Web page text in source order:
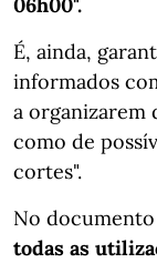
É, ainda,
informados
a organizarem
como de
cortes".
No
todas as